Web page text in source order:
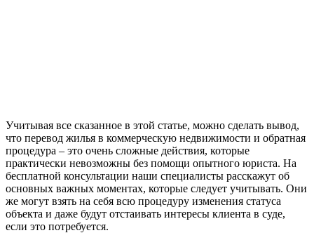
Учитывая все сказанное в этой статье, можно сделать вывод,
что перевод жилья в коммерческую недвижимости и обратная
процедура – это очень сложные действия, которые
практически невозможны без помощи опытного юриста. На
бесплатной консультации наши специалисты расскажут об
основных важных моментах, которые следует учитывать. Они
же могут взять на себя всю процедуру изменения статуса
объекта и даже будут отстаивать интересы клиента в суде,
если это потребуется.